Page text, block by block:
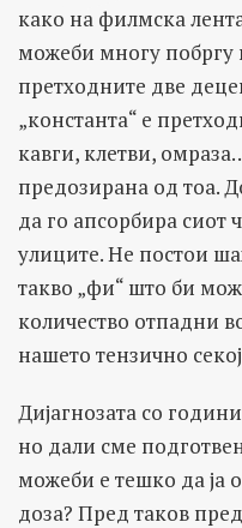
како на филмска
можеби многу побргу
претходните две
„константа“ е
кавги, клетви,
предозирана од тоа.
да го апсорбира сиот
улиците. Не постои
такво „фи“ што би
количество отпадни
нашето тензично
Дијагнозата со
но дали сме
можеби е тешко да ја
доза? Пред таков